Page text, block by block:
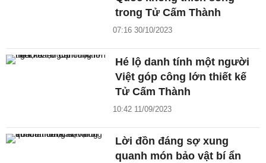
trong Tử Cấm Thành
07:16 30/10/2023
Hé lộ danh tính một người
Việt góp công lớn thiết kế
Tử Cấm Thành
10:42 11/09/2023
Lời đồn đáng sợ xung
quanh món bảo vật bí ẩn